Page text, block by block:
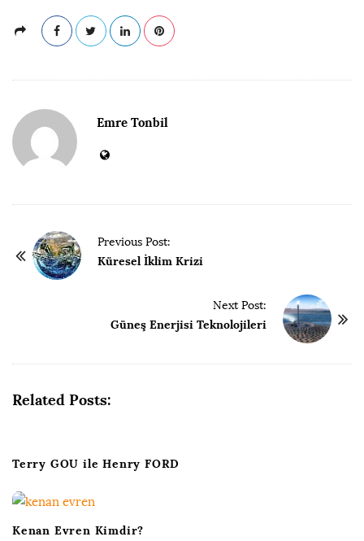
Emre Tonbil
Previous Post:
Küresel İklim Krizi
Next Post:
Güneş Enerjisi Teknolojileri
Related Posts:
Terry GOU ile Henry FORD
Kenan Evren Kimdir?